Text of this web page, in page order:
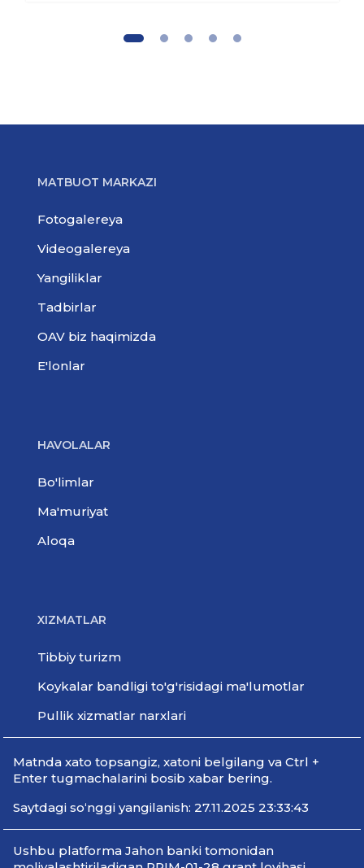
MATBUOT MARKAZI
Fotogalereya
Videogalereya
Yangiliklar
Tadbirlar
OAV biz haqimizda
E'lonlar
HAVOLALAR
Bo'limlar
Ma'muriyat
Aloqa
XIZMATLAR
Tibbiy turizm
Koykalar bandligi to'g'risidagi ma'lumotlar
Pullik xizmatlar narxlari
Мatnda xato topsangiz, xatoni belgilang va Ctrl +
Enter tugmachalarini bosib xabar bering.
Saytdagi so‘nggi yangilanish: 27.11.2025 23:33:43
Ushbu platforma Jahon banki tomonidan